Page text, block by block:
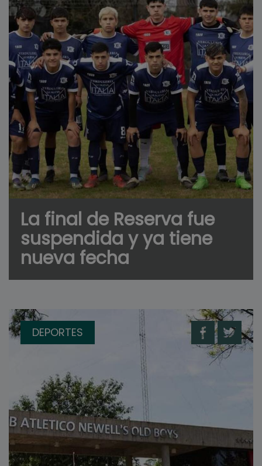
La final de Reserva fue
suspendida y ya tiene
nueva fecha
DEPORTES